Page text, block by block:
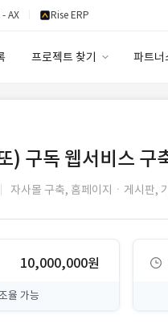
- AX Rise ERP
프로젝트 찾기 파트너
) 구독 웹서비스 구
자사몰 구축, 홈페이지ㆍ게시판,
10,000,000원
율 가능